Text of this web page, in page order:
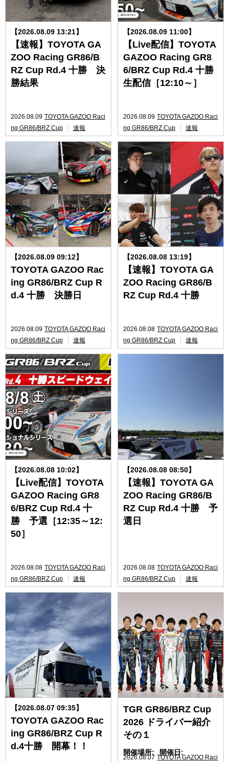
【2026.08.09 13:21】
【速報】TOYOTA GA
ZOO Racing GR86/B
RZ Cup Rd.4 十勝 決
勝結果
2026.08.09 TOYOTA GAZOO Raci
ng GR86/BRZ Cup
速報
【2026.08.09 11:00】
【Live配信】TOYOTA
GAZOO Racing GR8
6/BRZ Cup Rd.4 十勝
生配信［12:10～］
2026.08.09 TOYOTA GAZOO Raci
ng GR86/BRZ Cup
速報
【2026.08.09 09:12】
TOYOTA GAZOO Rac
ing GR86/BRZ Cup R
d.4 十勝 決勝日
2026.08.09 TOYOTA GAZOO Raci
ng GR86/BRZ Cup
速報
【2026.08.08 13:19】
【速報】TOYOTA GA
ZOO Racing GR86/B
RZ Cup Rd.4 十勝
2026.08.08 TOYOTA GAZOO Raci
ng GR86/BRZ Cup
速報
【2026.08.08 10:02】
【Live配信】TOYOTA
GAZOO Racing GR8
6/BRZ Cup Rd.4 十
勝 予選［12:35～12:
50］
2026.08.08 TOYOTA GAZOO Raci
ng GR86/BRZ Cup
速報
【2026.08.08 08:50】
【速報】TOYOTA GA
ZOO Racing GR86/B
RZ Cup Rd.4 十勝 予
選日
2026.08.08 TOYOTA GAZOO Raci
ng GR86/BRZ Cup
速報
【2026.08.07 09:35】
TOYOTA GAZOO Rac
ing GR86/BRZ Cup R
d.4十勝 開幕！！
TGR GR86/BRZ Cup
2026 ドライバー紹介
その１
開催場所: 開催日:
2026.08.07 TOYOTA GAZOO Raci